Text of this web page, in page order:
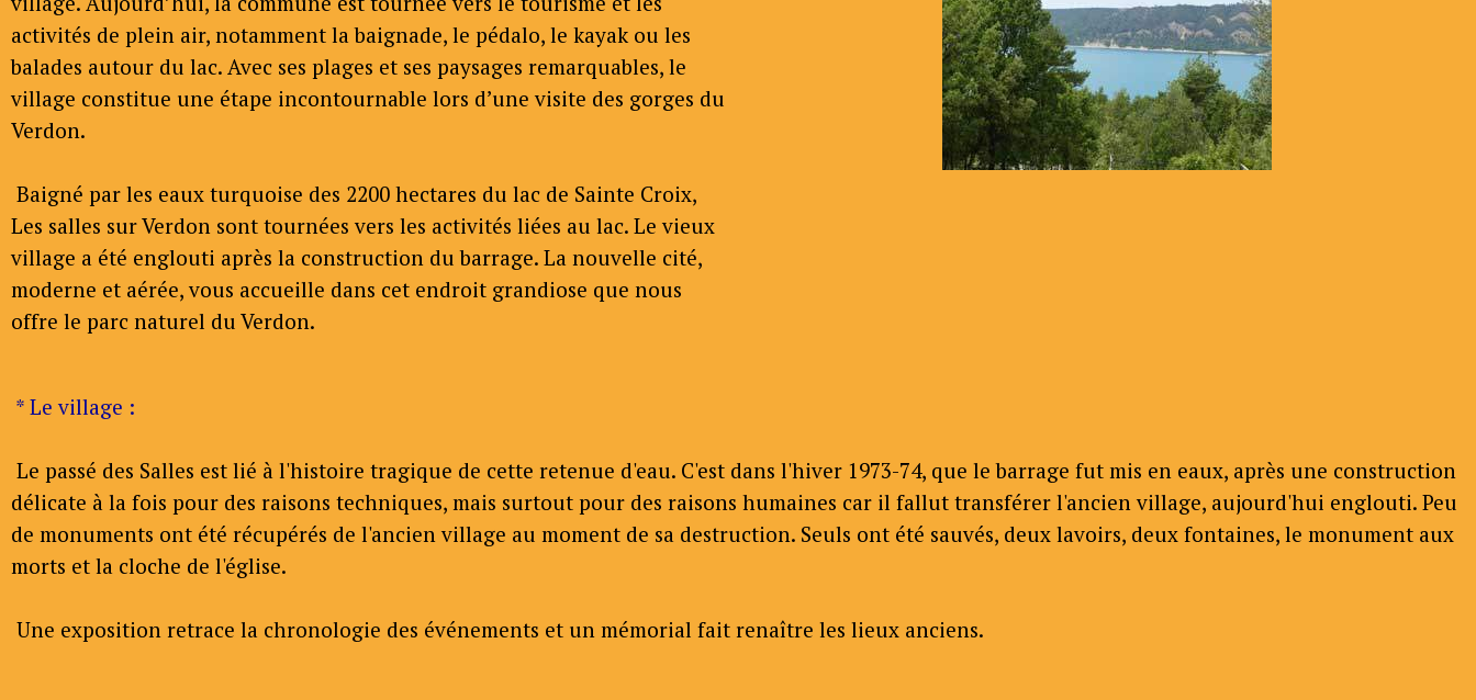
activités de plein air, notamment la baignade, le pédalo, le kayak ou les
balades autour du lac. Avec ses plages et ses paysages remarquables, le
village constitue une étape incontournable lors d’une visite des gorges du
Verdon.
Baigné par les eaux turquoise des 2200 hectares du lac de Sainte Croix,
Les salles sur Verdon sont tournées vers les activités liées au lac. Le vieux
village a été englouti après la construction du barrage. La nouvelle cité,
moderne et aérée, vous accueille dans cet endroit grandiose que nous
offre le parc naturel du Verdon.
* Le village :
Le passé des Salles est lié à l'histoire tragique de cette retenue d'eau. C'est dans l'hiver 1973-74, que le barrage fut mis en eaux, après une construction
délicate à la fois pour des raisons techniques, mais surtout pour des raisons humaines car il fallut transférer l'ancien village, aujourd'hui englouti. Peu
de monuments ont été récupérés de l'ancien village au moment de sa destruction. Seuls ont été sauvés, deux lavoirs, deux fontaines, le monument aux
morts et la cloche de l'église.
Une exposition retrace la chronologie des événements et un mémorial fait renaître les lieux anciens.